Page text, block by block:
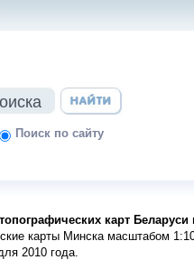
Поиск по сайту
карт
карты Минска масштабом
2010 года.